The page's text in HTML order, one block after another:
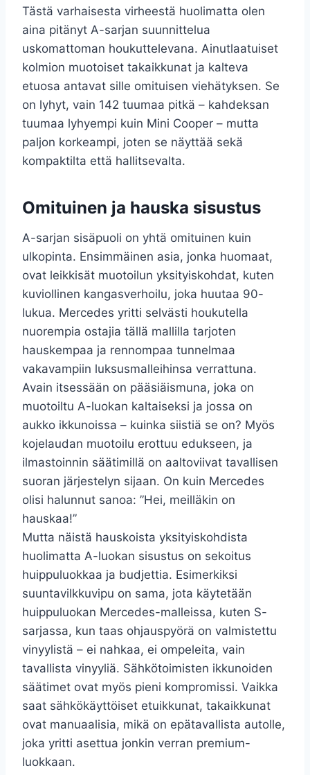
Tästä varhaisesta virheestä huolimatta olen
aina pitänyt A-sarjan suunnittelua
uskomattoman houkuttelevana. Ainutlaatuiset
kolmion muotoiset takaikkunat ja kalteva
etuosa antavat sille omituisen viehätyksen. Se
on lyhyt, vain 142 tuumaa pitkä – kahdeksan
tuumaa lyhyempi kuin Mini Cooper – mutta
paljon korkeampi, joten se näyttää sekä
kompaktilta että hallitsevalta.
Omituinen ja hauska sisustus
A-sarjan sisäpuoli on yhtä omituinen kuin
ulkopinta. Ensimmäinen asia, jonka huomaat,
ovat leikkisät muotoilun yksityiskohdat, kuten
kuviollinen kangasverhoilu, joka huutaa 90-
lukua. Mercedes yritti selvästi houkutella
nuorempia ostajia tällä mallilla tarjoten
hauskempaa ja rennompaa tunnelmaa
vakavampiin luksusmalleihinsa verrattuna.
Avain itsessään on pääsiäismuna, joka on
muotoiltu A-luokan kaltaiseksi ja jossa on
aukko ikkunoissa – kuinka siistiä se on? Myös
kojelaudan muotoilu erottuu edukseen, ja
ilmastoinnin säätimillä on aaltoviivat tavallisen
suoran järjestelyn sijaan. On kuin Mercedes
olisi halunnut sanoa: ”Hei, meilläkin on
hauskaa!”
Mutta näistä hauskoista yksityiskohdista
huolimatta A-luokan sisustus on sekoitus
huippuluokkaa ja budjettia. Esimerkiksi
suuntavilkkuvipu on sama, jota käytetään
huippuluokan Mercedes-malleissa, kuten S-
sarjassa, kun taas ohjauspyörä on valmistettu
vinyylistä – ei nahkaa, ei ompeleita, vain
tavallista vinyyliä. Sähkötoimisten ikkunoiden
säätimet ovat myös pieni kompromissi. Vaikka
saat sähkökäyttöiset etuikkunat, takaikkunat
ovat manuaalisia, mikä on epätavallista autolle,
joka yritti asettua jonkin verran premium-
luokkaan.